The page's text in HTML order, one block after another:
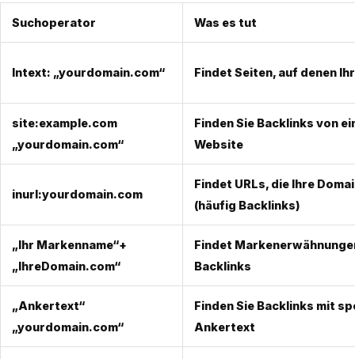
Suchoperator Was es tut
Intext: „yourdomain.com“ Findet Seiten, auf denen
site:example.com
„yourdomain.com“
Finden Sie Backlinks von
Website
inurl:yourdomain.com
Findet URLs, die Ihre
(häufig Backlinks)
„Ihr Markenname“+
„IhreDomain.com“
Findet
Backlinks
„Ankertext“
„yourdomain.com“
Finden Sie Backlinks mit
Ankertext